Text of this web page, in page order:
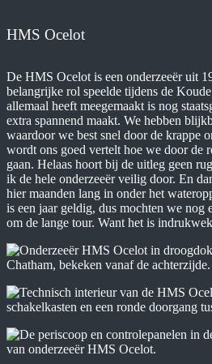
HMS Ocelot
De HMS Ocelot is een onderzeeër uit
belangrijke rol speelde tijdens de
allemaal heeft meegemaakt is nog
extra spannend maakt. We hebben
waardoor we best snel door de krappe
wordt ons goed vertelt hoe we door de
gaan. Helaas hoort bij de uitleg geen
ik de hele onderzeeër veilig door. En
hier maanden lang in onder het
is een jaar geldig, dus mochten we nog
om de lange tour. Want het is